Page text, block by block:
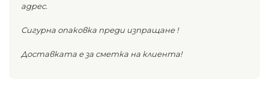
адрес.
Сигурна опаковка преди изпращане !
Доставката е за сметка на клиента!